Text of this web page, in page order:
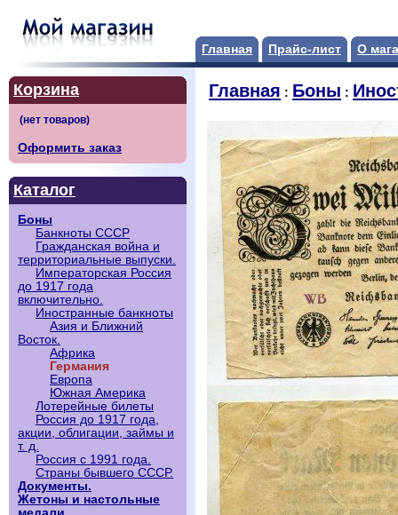
Главная Прайс-лист О
Корзина
Оформить заказ
Каталог
Боны
Банкноты СССР
Гражданская война и
территориальные выпуски.
Императорская Россия
до 1917 года
включительно.
Иностранные банкноты
Азия и Ближний
Восток.
Африка
Германия
Европа
Южная Америка
Лотерейные билеты
Россия до 1917 года,
акции, облигации, займы и
т. д.
Россия с 1991 года.
Страны бывшего СССР.
Документы.
Жетоны и настольные
Главная : Боны :